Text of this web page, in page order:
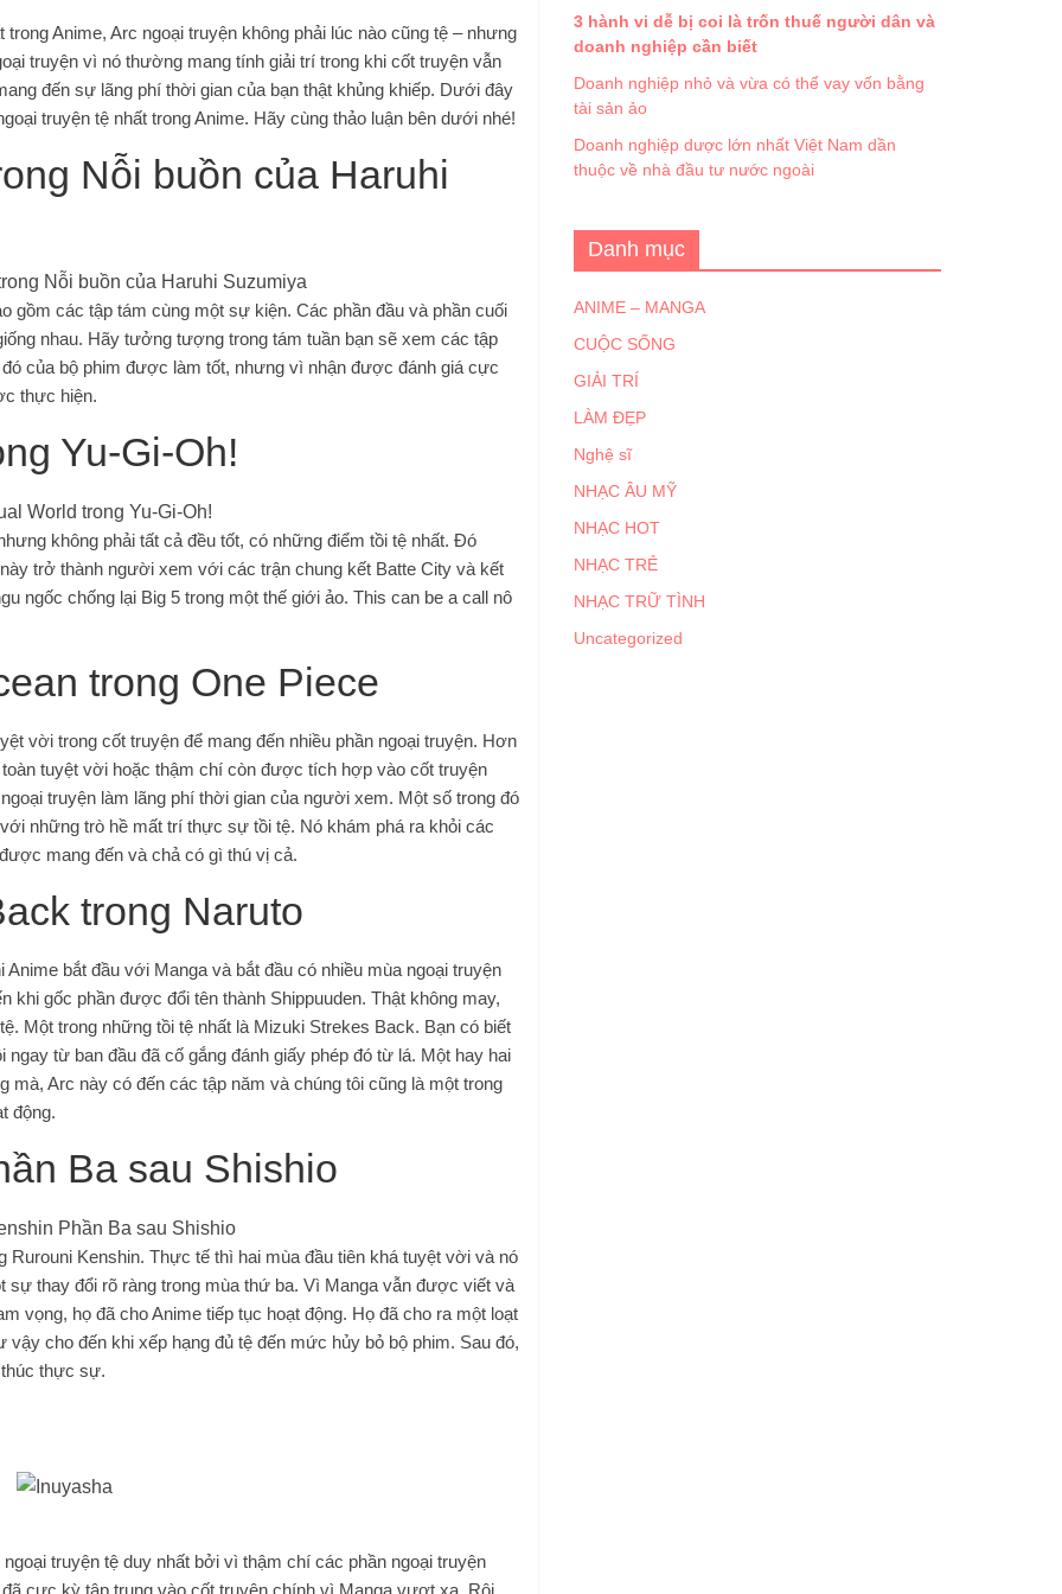
Anime, Arc ngoại truyện không phải lúc nào cũng tệ – nhưng
truyện vì nó thường mang tính giải trí trong khi cốt truyện vẫn
đến sự lãng phí thời gian của bạn thật khủng khiếp. Dưới đây
truyện tệ nhất trong Anime. Hãy cùng thảo luận bên dưới nhé!
Nỗi buồn của Haruhi
gồm các tập tám cùng một sự kiện. Các phần đầu và phần cuối
nhau. Hãy tưởng tượng trong tám tuần bạn sẽ xem các tập
của bộ phim được làm tốt, nhưng vì nhận được đánh giá cực
thực hiện.
Yu-Gi-Oh!
không phải tất cả đều tốt, có những điểm tồi tệ nhất. Đó
trở thành người xem với các trận chung kết Batte City và kết
ngốc chống lại Big 5 trong một thế giới ảo. This can be a call nô
trong One Piece
vời trong cốt truyện để mang đến nhiều phần ngoại truyện. Hơn
tuyệt vời hoặc thậm chí còn được tích hợp vào cốt truyện
truyện làm lãng phí thời gian của người xem. Một số trong đó
những trò hề mất trí thực sự tồi tệ. Nó khám phá ra khỏi các
mang đến và chả có gì thú vị cả.
trong Naruto
bắt đầu với Manga và bắt đầu có nhiều mùa ngoại truyện
khi gốc phần được đổi tên thành Shippuuden. Thật không may,
Một trong những tồi tệ nhất là Mizuki Strekes Back. Bạn có biết
từ ban đầu đã cố gắng đánh giấy phép đó từ lá. Một hay hai
Arc này có đến các tập năm và chúng tôi cũng là một trong
động.
Ba sau Shishio
Rurouni Kenshin. Thực tế thì hai mùa đầu tiên khá tuyệt vời và nó
sự thay đổi rõ ràng trong mùa thứ ba. Vì Manga vẫn được viết và
vọng, họ đã cho Anime tiếp tục hoạt động. Họ đã cho ra một loạt
cho đến khi xếp hạng đủ tệ đến mức hủy bỏ bộ phim. Sau đó,
thực sự.
truyện tệ duy nhất bởi vì thậm chí các phần ngoại truyện
cực kỳ tập trung vào cốt truyện chính vì Manga vượt xa. Rôi
3 hành vi dễ bị coi là trốn thuế người dân và
doanh nghiệp cần biết
Doanh nghiệp nhỏ và vừa có thể vay vốn bằng
tài sản ảo
Doanh nghiệp dược lớn nhất Việt Nam dần
thuộc về nhà đầu tư nước ngoài
Danh mục
ANIME – MANGA
CUỘC SỐNG
GIẢI TRÍ
LÀM ĐẸP
Nghệ sĩ
NHẠC ÂU MỸ
NHẠC HOT
NHẠC TRẺ
NHẠC TRỮ TÌNH
Uncategorized